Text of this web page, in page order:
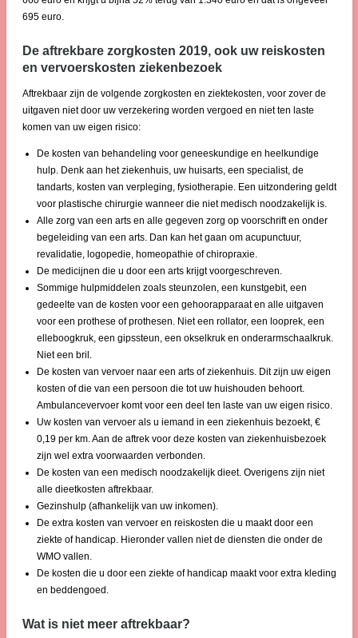
695 euro.
De aftrekbare zorgkosten 2019, ook uw reiskosten
en vervoerskosten ziekenbezoek
Aftrekbaar zijn de volgende zorgkosten en ziektekosten, voor zover de
uitgaven niet door uw verzekering worden vergoed en niet ten laste
komen van uw eigen risico:
De kosten van behandeling voor geneeskundige en heelkundige
hulp. Denk aan het ziekenhuis, uw huisarts, een specialist, de
tandarts, kosten van verpleging, fysiotherapie. Een uitzondering geldt
voor plastische chirurgie wanneer die niet medisch noodzakelijk is.
Alle zorg van een arts en alle gegeven zorg op voorschrift en onder
begeleiding van een arts. Dan kan het gaan om acupunctuur,
revalidatie, logopedie, homeopathie of chiropraxie.
De medicijnen die u door een arts krijgt voorgeschreven.
Sommige hulpmiddelen zoals steunzolen, een kunstgebit, een
gedeelte van de kosten voor een gehoorapparaat en alle uitgaven
voor een prothese of prothesen. Niet een rollator, een looprek, een
elleboogkruk, een gipssteun, een okselkruk en onderarmschaalkruk.
Niet een bril.
De kosten van vervoer naar een arts of ziekenhuis. Dit zijn uw eigen
kosten of die van een persoon die tot uw huishouden behoort.
Ambulancevervoer komt voor een deel ten laste van uw eigen risico.
Uw kosten van vervoer als u iemand in een ziekenhuis bezoekt, €
0,19 per km. Aan de aftrek voor deze kosten van ziekenhuisbezoek
zijn wel extra voorwaarden verbonden.
De kosten van een medisch noodzakelijk dieet. Overigens zijn niet
alle dieetkosten aftrekbaar.
Gezinshulp (afhankelijk van uw inkomen).
De extra kosten van vervoer en reiskosten die u maakt door een
ziekte of handicap. Hieronder vallen niet de diensten die onder de
WMO vallen.
De kosten die u door een ziekte of handicap maakt voor extra kleding
en beddengoed.
Wat is niet meer aftrekbaar?